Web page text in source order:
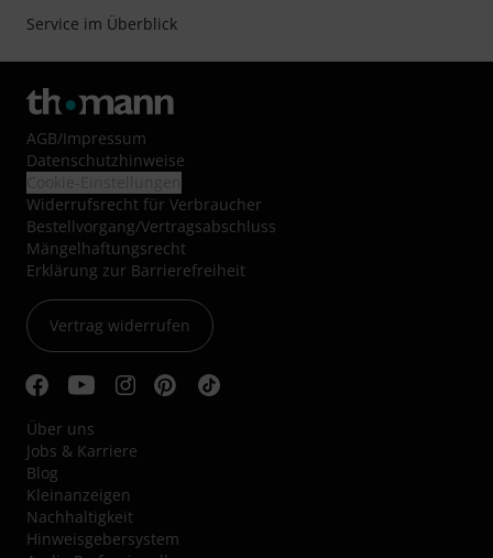
Service im Überblick
AGB/Impressum
Datenschutzhinweise
Widerrufsrecht für Verbraucher
Bestellvorgang/Vertragsabschluss
Mängelhaftungsrecht
Erklärung zur Barrierefreiheit
Vertrag widerrufen
Über uns
Jobs & Karriere
Blog
Kleinanzeigen
Nachhaltigkeit
Hinweisgebersystem